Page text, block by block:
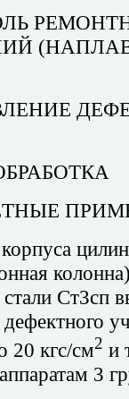
Ст3сп
20 кгс/см2 и
3